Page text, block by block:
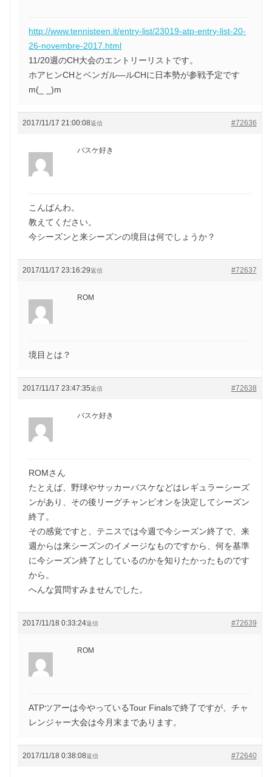
http://www.tennisteen.it/entry-list/23019-atp-entry-list-20-
26-novembre-2017.html
11/20週のCH大会のエントリーリストです。
ホアヒンCHとベンガル―ルCHに日本勢が参戦予定です
m(_ _)m
2017/11/17 21:00:08 #72636
返信
バスケ好き
こんばんわ。
教えてください。
今シーズンと来シーズンの境目は何でしょうか？
2017/11/17 23:16:29 #72637
返信
ROM
境目とは？
2017/11/17 23:47:35 #72638
返信
バスケ好き
ROMさん
たとえば、野球やサッカーバスケなどはレギュラーシーズ
ンがあり、その後リーグチャンピオンを決定してシーズン
終了。
その感覚ですと、テニスでは今週で今シーズン終了で、来
週からは来シーズンのイメージなものですから、何を基準
に今シーズン終了としているのかを知りたかったものです
から。
へんな質問すみませんでした。
2017/11/18 0:33:24 #72639
返信
ROM
ATPツアーは今やっているTour Finalsで終了ですが、チャ
レンジャー大会は今月末まであります。
2017/11/18 0:38:08 #72640
返信